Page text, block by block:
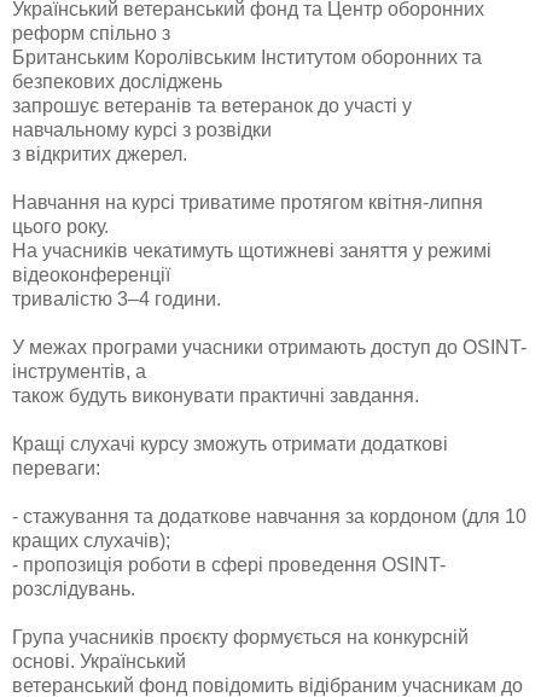
Український ветеранський фонд та Центр оборонних
реформ спільно з
Британським Королівським Інститутом оборонних та
безпекових досліджень
запрошує ветеранів та ветеранок до участі у
навчальному курсі з розвідки
з відкритих джерел.
Навчання на курсі триватиме протягом квітня-липня
цього року.
На учасників чекатимуть щотижневі заняття у режимі
відеоконференції
тривалістю 3–4 години.
У межах програми учасники отримають доступ до OSINT-
інструментів, а
також будуть виконувати практичні завдання.
Кращі слухачі курсу зможуть отримати додаткові
переваги:
- стажування та додаткове навчання за кордоном (для 10
кращих слухачів);
- пропозиція роботи в сфері проведення OSINT-
розслідувань.
Група учасників проєкту формується на конкурсній
основі. Український
ветеранський фонд повідомить відібраним учасникам до